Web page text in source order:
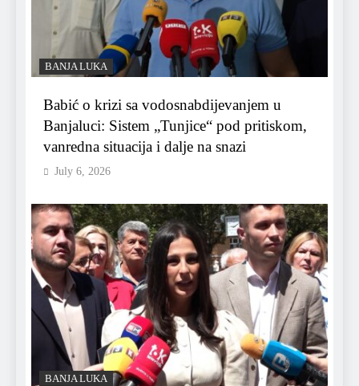
BANJA LUKA
Babić o krizi sa vodosnabdijevanjem u
Banjaluci: Sistem „Tunjice“ pod pritiskom,
vanredna situacija i dalje na snazi
July 6, 2026
BANJA LUKA